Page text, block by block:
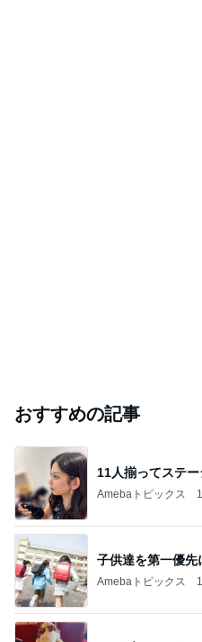
おすすめの記事
11人揃ってステ
Amebaトピックス
子供達を第一優先
Amebaトピックス